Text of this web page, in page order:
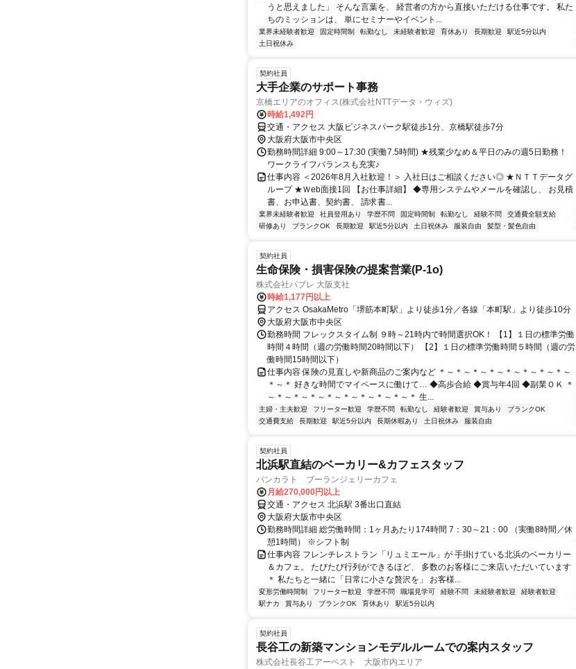
うと思えました」 そんな言葉を、 経営者の方から直接いただける仕事です。 私た
ちのミッションは、 単にセミナーやイベント...
業界未経験者歓迎 固定時間制 転勤なし 未経験者歓迎 育休あり 長期歓迎
駅近5分以内
土日祝休み
契約社員
大手企業のサポート事務
京橋エリアのオフィス(株式会社NTTデータ・ウィズ)
時給1,492円
交通・アクセス 大阪ビジネスパーク駅徒歩1分、京橋駅徒歩7分
大阪府大阪市中央区
勤務時間詳細 9:00～17:30 (実働7.5時間) ★残業少なめ＆平日のみの週5日勤務！
ワークライフバランスも充実♪
仕事内容 ＜2026年8月入社歓迎！＞ 入社日はご相談ください◎ ★ＮＴＴデータグ
ループ ★Ｗeb面接1回 【お仕事詳細】 ◆専用システムやメールを確認し、 お見積
書、お申込書、契約書、 請求書...
業界未経験者歓迎 社員登用あり 学歴不問 固定時間制 転勤なし 経験不問
交通費全額支給
研修あり
ブランクOK 長期歓迎 駅近5分以内 土日祝休み 服装自由 髪型・髪色自由
契約社員
生命保険・損害保険の提案営業(P-1o)
株式会社パブレ 大阪支社
時給1,177円以上
アクセス OsakaMetro「堺筋本町駅」より徒歩1分／各線「本町駅」より徒歩10分
大阪府大阪市中央区
勤務時間 フレックスタイム制 ９時～21時内で時間選択OK！ 【1】１日の標準労働
時間４時間（週の労働時間20時間以下） 【2】１日の標準労働時間５時間（週の労
働時間15時間以下）
仕事内容 保険の見直しや新商品のご案内など ＊～＊～＊～＊～＊～＊～＊～＊～
＊～＊ 好きな時間でマイペースに働けて… ◆高歩合給 ◆賞与年4回 ◆副業ＯＫ ＊
～＊～＊～＊～＊～＊～＊～＊～＊～＊ 生...
主婦・主夫歓迎 フリーター歓迎 学歴不問 転勤なし 経験者歓迎 賞与あり
ブランクOK
交通費支給
長期歓迎 駅近5分以内 長期休暇あり 土日祝休み 服装自由
契約社員
北浜駅直結のベーカリー&カフェスタッフ
パンカラト ブーランジェリーカフェ
月給270,000円以上
交通・アクセス 北浜駅 3番出口直結
大阪府大阪市中央区
勤務時間詳細 総労働時間：1ヶ月あたり174時間 7：30～21：00 （実働8時間／休
憩1時間） ※シフト制
仕事内容 フレンチレストラン「リュミエール」が 手掛けている北浜のベーカリー
＆カフェ。 たびたび行列ができるほど、 多数のお客様にご来店いただいています
＊ 私たちと一緒に「日常に小さな贅沢を」 お客様...
変形労働時間制 フリーター歓迎 学歴不問 職場見学可 経験不問 未経験者歓迎
経験者歓迎
駅ナカ
賞与あり ブランクOK 育休あり 駅近5分以内
契約社員
長谷工の新築マンションモデルルームでの案内スタッフ
株式会社長谷工アーベスト 大阪市内エリア